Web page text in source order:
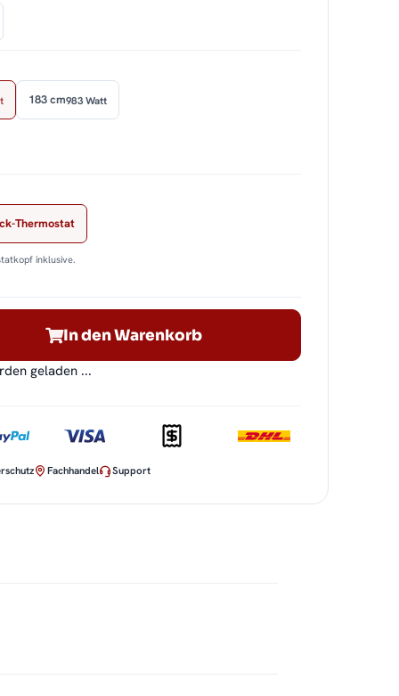
183 cm983 Watt
Thermostat
inklusive.
In den Warenkorb
geladen ...
Fachhandel Support